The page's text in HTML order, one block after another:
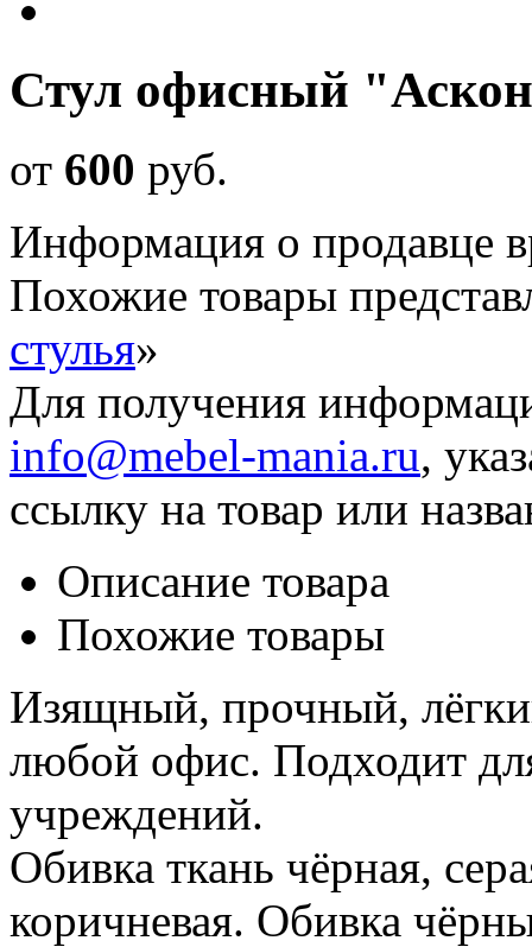
Стул офисный
от 600 руб.
Информация о продавце
Похожие товары
стулья»
Для получения
info@mebel-mania.ru,
ссылку на товар или
Описание товара
Похожие товары
Изящный, прочный,
любой офис. Подходит
учреждений.
Обивка ткань чёрная,
коричневая. Обивка